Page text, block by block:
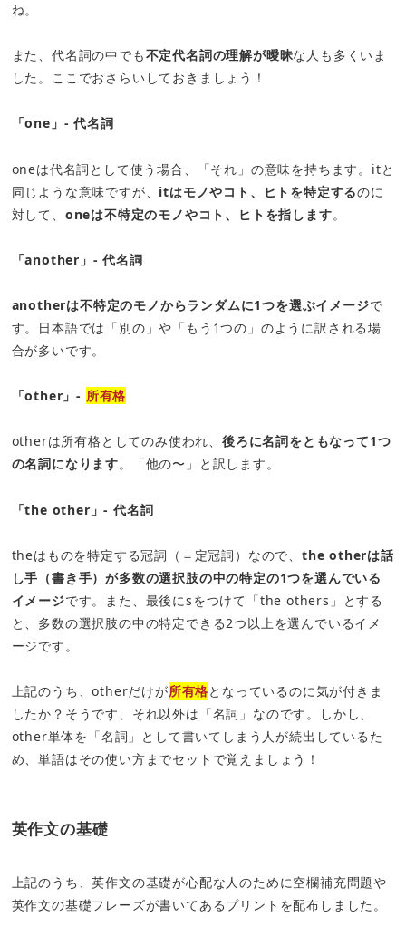
ね。
また、代名詞の中でも不定代名詞の理解が曖昧な人も多くいま
した。ここでおさらいしておきましょう！
「one」‐ 代名詞
oneは代名詞として使う場合、「それ」の意味を持ちます。itと
同じような意味ですが、 itはモノやコト、ヒトを特定するのに
対して、 oneは不特定のモノやコト、ヒトを指します。
「another」‐ 代名詞
anotherは不特定のモノからランダムに1つを選ぶイメージで
す。日本語では「別の」や「もう1つの」のように訳される場
合が多いです。
「other」‐ 所有格
otherは所有格としてのみ使われ、 後ろに名詞をともなって1つ
の名詞になります。「他の〜」と訳します。
「the other」‐ 代名詞
theはものを特定する冠詞（＝定冠詞）なので、 the otherは話
し手（書き手）が多数の選択肢の中の特定の1つを選んでいる
イメージです。また、最後にsをつけて「the others」とする
と、多数の選択肢の中の特定できる2つ以上を選んでいるイメ
ージです。
上記のうち、otherだけが所有格となっているのに気が付きま
したか？そうです、それ以外は「名詞」なのです。しかし、
other単体を「名詞」として書いてしまう人が続出しているた
め、単語はその使い方までセットで覚えましょう！
英作文の基礎
上記のうち、英作文の基礎が心配な人のために空欄補充問題や
英作文の基礎フレーズが書いてあるプリントを配布しました。